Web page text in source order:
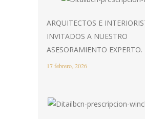
ARQUITECTOS E
INVITADOS A NUESTRO
ASESORAMIENTO EXPERTO.
17 febrero, 2026